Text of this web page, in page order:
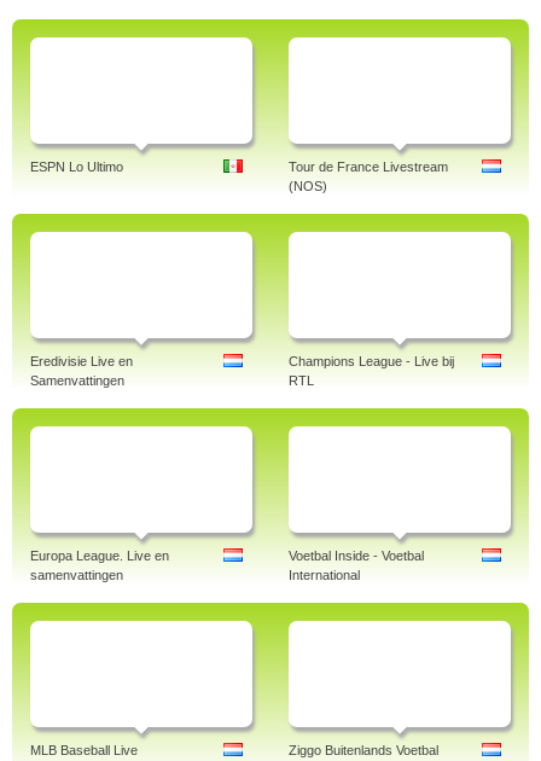
ESPN Lo Ultimo
Tour de France Livestream
(NOS)
Eredivisie Live en
Samenvattingen
Champions League - Live bij
RTL
Europa League. Live en
samenvattingen
Voetbal Inside - Voetbal
International
MLB Baseball Live
Ziggo Buitenlands Voetbal